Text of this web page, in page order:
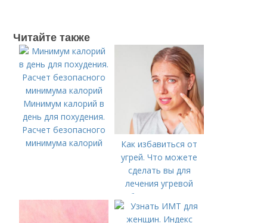
Читайте также
Минимум калорий в
день для похудения.
Расчет безопасного
минимума калорий
Как избавиться от
угрей. Что можете
сделать вы для
лечения угревой
болезни (акне)